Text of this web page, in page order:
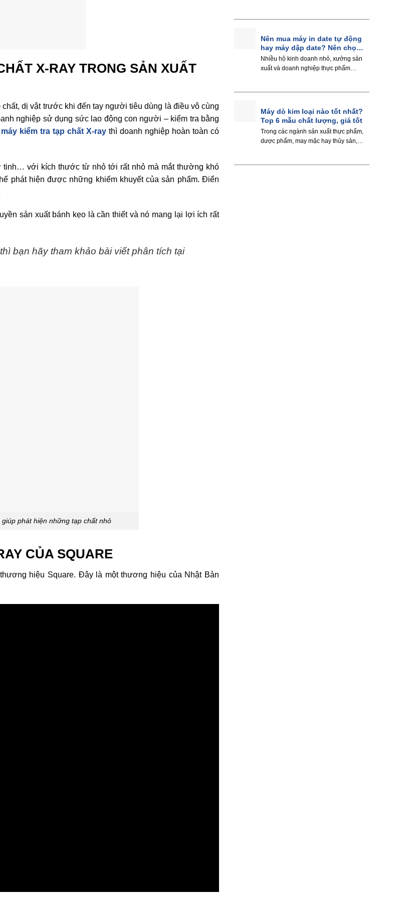
X-RAY TRONG SẢN XUẤT
dị vật trước khi đến tay người tiêu dùng là điều vô cùng
nghiệp sử dụng sức lao động con người – kiểm tra bằng
máy kiểm tra tạp chất X-ray thì doanh nghiệp hoàn toàn có
tinh… với kích thước từ nhỏ tới rất nhỏ mà mắt thường khó
phát hiện được những khiếm khuyết của sản phẩm. Điển
sản xuất bánh kẹo là cần thiết và nó mang lại lợi ích rất
thì bạn hãy tham khảo bài viết phân tích tại
phát hiện những tạp chất nhỏ
CỦA SQUARE
hiệu Square. Đây là một thương hiệu của Nhật Bản
Nên mua máy in date tự động
hay máy dập date? Nên chọn
gì?
Nhiều hộ kinh doanh nhỏ, xưởng sản
xuất và doanh nghiệp thực phẩm
Máy dò kim loại nào tốt nhất?
Top 6 mẫu chất lượng, giá tốt
Trong các ngành sản xuất thực phẩm,
dược phẩm, may mặc hay thủy sản,